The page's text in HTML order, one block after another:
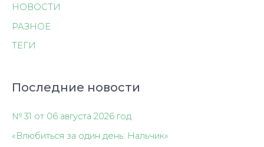
НОВОСТИ
РАЗНОЕ
ТЕГИ
Последние новости
№ 31 от 06 августа 2026 год
«Влюбиться за один день: Нальчик»